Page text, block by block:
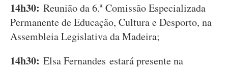
14h30: Reunião da 6.ª Comissão Especializada
Permanente de Educação, Cultura e Desporto, na
Assembleia Legislativa da Madeira;
14h30: Elsa Fernandes estará presente na